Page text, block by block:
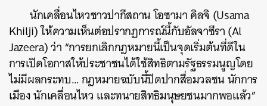
นักเคลื่อนไหวชาวปากีสถาน โอซามา คิลจิ (Usama
Khilji)ให้ความเห็นต่อปรากฏการณ์นี้กับอัลจาซีรา (Al
Jazeera) ว่า “การยกเลิกกฎหมายนี้เป็นจุดเริ่มต้นที่ดีใน
การเปิดโอกาสให้ประชาชนได้ใช้สิทธิตามรัฐธรรมนูญโดย
ไม่มีผลกระทบ… กฎหมายฉบับนี้ปิดปากสื่อมวลชน นักการ
เมือง นักเคลื่อนไหว และทนายสิทธิมนุษยชนมากพอแล้ว”